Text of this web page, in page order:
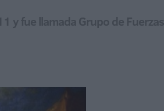
y fue llamada Grupo de